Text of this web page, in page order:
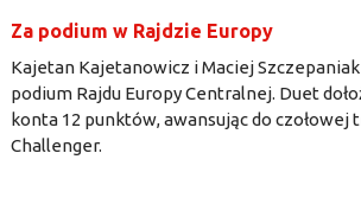
Za podium w Rajdzie Europy
Kajetan Kajetanowicz i Maciej
podium Rajdu Europy Centralnej. Duet
konta 12 punktów, awansując do czołowej
Challenger.